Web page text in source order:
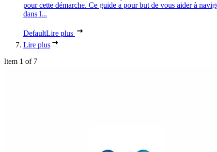
pour cette démarche. Ce guide a pour but de vous aider à
dans l...
DefaultLire plus
Lire plus
Item 1 of 7